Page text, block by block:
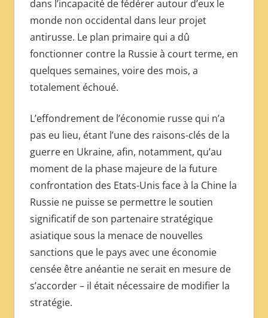
dans l’incapacité de fédérer autour d’eux le
monde non occidental dans leur projet
antirusse. Le plan primaire qui a dû
fonctionner contre la Russie à court terme, en
quelques semaines, voire des mois, a
totalement échoué.
L’effondrement de l’économie russe qui n’a
pas eu lieu, étant l’une des raisons-clés de la
guerre en Ukraine, afin, notamment, qu’au
moment de la phase majeure de la future
confrontation des Etats-Unis face à la Chine la
Russie ne puisse se permettre le soutien
significatif de son partenaire stratégique
asiatique sous la menace de nouvelles
sanctions que le pays avec une économie
censée être anéantie ne serait en mesure de
s’accorder – il était nécessaire de modifier la
stratégie.